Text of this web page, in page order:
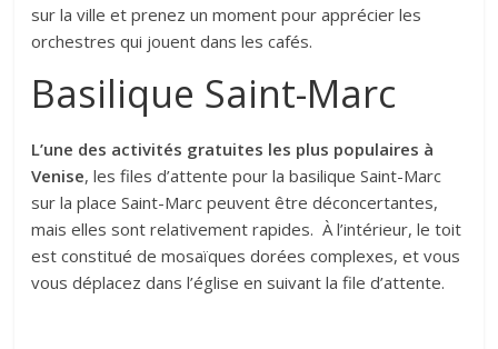
sur la ville et prenez un moment pour apprécier les
orchestres qui jouent dans les cafés.
Basilique Saint-Marc
L’une des activités gratuites les plus populaires à
Venise, les files d’attente pour la basilique Saint-Marc
sur la place Saint-Marc peuvent être déconcertantes,
mais elles sont relativement rapides. À l’intérieur, le toit
est constitué de mosaïques dorées complexes, et vous
vous déplacez dans l’église en suivant la file d’attente.